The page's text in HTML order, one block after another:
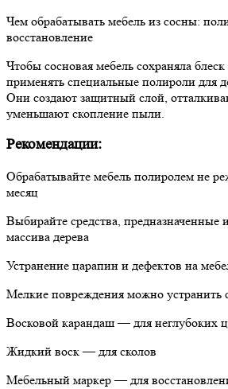
Чем обрабатывать мебель из сосны:
восстановление
Чтобы сосновая мебель сохраняла
применять специальные полироли для
Они создают защитный слой,
уменьшают скопление пыли.
Рекомендации:
Обрабатывайте мебель полиролем не
месяц
Выбирайте средства, предназначенные
массива дерева
Устранение царапин и дефектов на
Мелкие повреждения можно устранить
Восковой карандаш — для неглубоких
Жидкий воск — для сколов
Мебельный маркер — для